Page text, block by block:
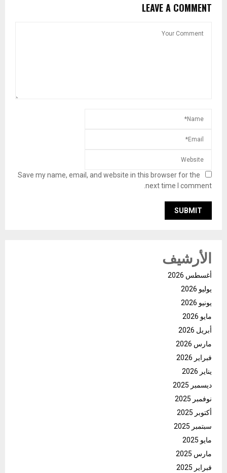
LEAVE A COMMENT
Save my name, email, and website in this browser for the
next time I comment.
الأرشيف
أغسطس 2026
يوليو 2026
يونيو 2026
مايو 2026
أبريل 2026
مارس 2026
فبراير 2026
يناير 2026
ديسمبر 2025
نوفمبر 2025
أكتوبر 2025
سبتمبر 2025
مايو 2025
مارس 2025
فبراير 2025